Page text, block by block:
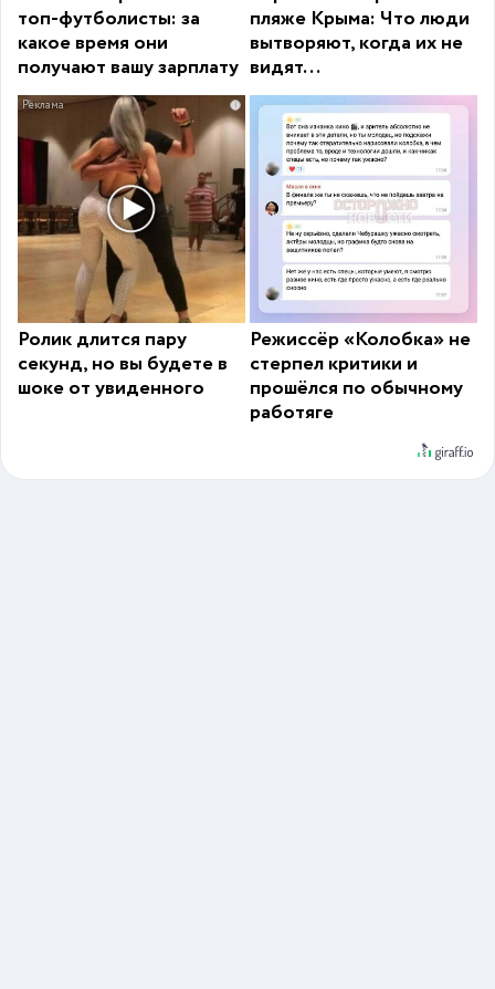
топ-футболисты: за
какое время они
получают вашу зарплату
пляже Крыма: Что люди
вытворяют, когда их не
видят...
i
Ролик длится пару
секунд, но вы будете в
шоке от увиденного
Режиссёр «Колобка» не
стерпел критики и
прошёлся по обычному
работяге